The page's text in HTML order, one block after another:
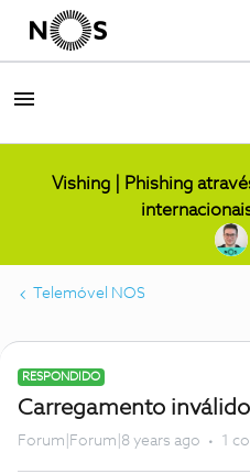
Vishing | Phishing
Telemóvel NOS
RESPONDIDO
Carregamento inválido
Forum|Forum|8 years ago 1